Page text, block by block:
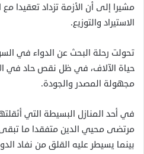
مشيرا إلى أن الأزمة تزداد تعقيدا
الاستيراد والتوزيع.
تحولت رحلة البحث عن الدواء في
حياة الآلاف، في ظل نقص حاد في
مجهولة المصدر والجودة.
في أحد المنازل البسيطة التي
مرتضى محيي الدين متفقدا ما تبقى
بينما يسيطر عليه القلق من نفاد